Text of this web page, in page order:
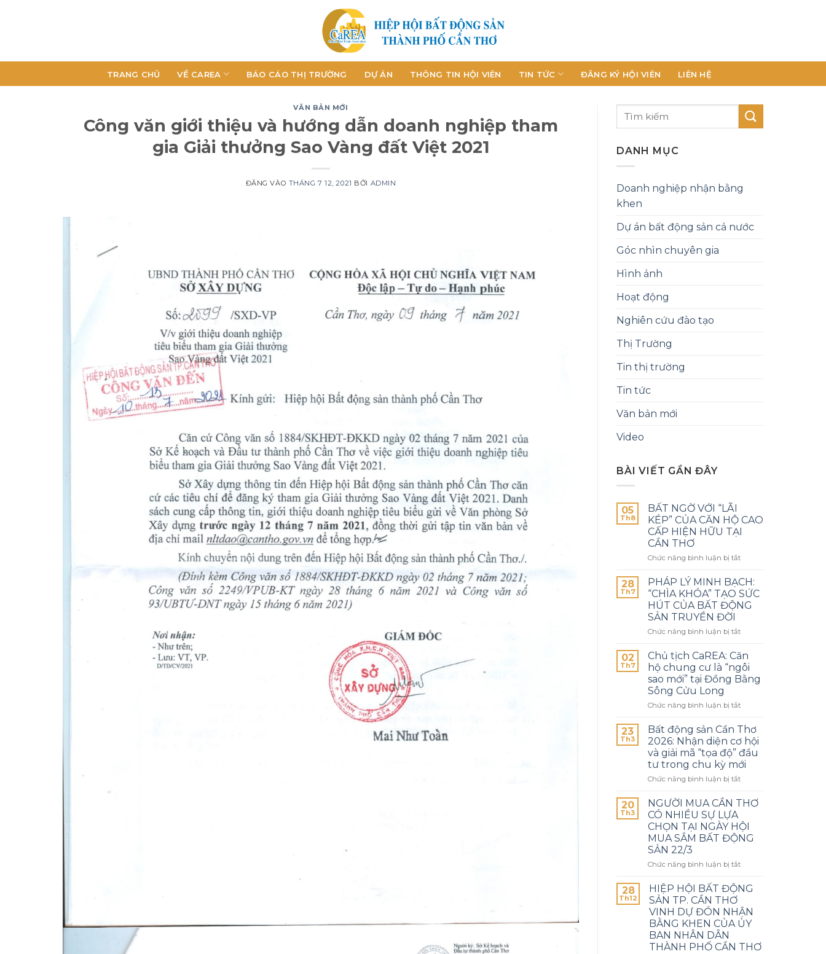
TRANG CHỦ VỀ CAREA BÁO CÁO THỊ TRƯỜNG DỰ ÁN THÔNG TIN HỘI VIÊN TIN TỨC ĐĂNG KÝ HỘI VIÊN LIÊN HỆ
VĂN BẢN MỚI
Công văn giới thiệu và hướng dẫn doanh nghiệp tham
gia Giải thưởng Sao Vàng đất Việt 2021
ĐĂNG VÀO THÁNG 7 12, 2021 BỞI ADMIN
DANH MỤC
Doanh nghiệp nhận bằng
khen
Dự án bất động sản cả nước
Góc nhìn chuyên gia
Hình ảnh
Hoạt động
Nghiên cứu đào tạo
Thị Trường
Tin thị trường
Tin tức
Văn bản mới
Video
BÀI VIẾT GẦN ĐÂY
05
Th8
BẤT NGỜ VỚI “LÃI
KÉP” CỦA CĂN HỘ CAO
CẤP HIỆN HỮU TẠI
CẦN THƠ
Chức năng bình luận bị tắt
28
Th7
PHÁP LÝ MINH BẠCH:
“CHÌA KHÓA” TẠO SỨC
HÚT CỦA BẤT ĐỘNG
SẢN TRUYỀN ĐỜI
Chức năng bình luận bị tắt
02
Th7
Chủ tịch CaREA: Căn
hộ chung cư là “ngôi
sao mới” tại Đồng Bằng
Sông Cửu Long
Chức năng bình luận bị tắt
23
Th3
Bất động sản Cần Thơ
2026: Nhận diện cơ hội
và giải mã “tọa độ” đầu
tư trong chu kỳ mới
Chức năng bình luận bị tắt
20
Th3
NGƯỜI MUA CẦN THƠ
CÓ NHIỀU SỰ LỰA
CHỌN TẠI NGÀY HỘI
MUA SẮM BẤT ĐỘNG
SẢN 22/3
Chức năng bình luận bị tắt
28
Th12
HIỆP HỘI BẤT ĐỘNG
SẢN TP. CẦN THƠ
VINH DỰ ĐÓN NHẬN
BẰNG KHEN CỦA ỦY
BAN NHÂN DÂN
THÀNH PHỐ CẦN THƠ